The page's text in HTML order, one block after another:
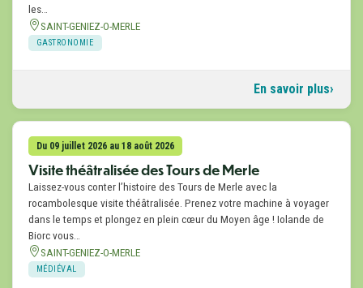
les…
SAINT-GENIEZ-O-MERLE
GASTRONOMIE
En savoir plus
Du 09 juillet 2026 au 18 août 2026
Visite théâtralisée des Tours de Merle
Laissez-vous conter l’histoire des Tours de Merle avec la
rocambolesque visite théâtralisée. Prenez votre machine à voyager
dans le temps et plongez en plein cœur du Moyen âge ! Iolande de
Biorc vous…
SAINT-GENIEZ-O-MERLE
MÉDIÉVAL